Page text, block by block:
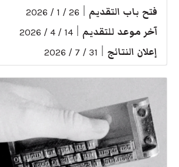
فتح باب التقديم 26 / 1 / 2026
آخر موعد للتقديم 14 / 4 / 2026
إعلان النتائج 31 / 7 / 2026